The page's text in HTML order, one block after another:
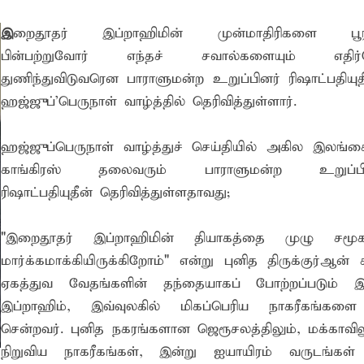
மாணவனின் கனவைக் கலைக்காதீர்கள்" – தென்கிழக்குப்
உயிரிழப்பு, மற்றையவர் அவசர சிகிச்சை பிரிவில்
உறுப்பினர்கள் வாக்களிக்க வேண்டும் – மனித உரிமைகள்
சோதனை- 187 வழக்குகள் பதிவு, 23 மோட்டார்
தொழில்நுட்ப குறுகியகால கற்கைநெறி ஆரம்பம்: பன்முகக்
எம். பாஸில்
தயாராகவிருந்த நெல் வயல்களை துவம்சம் செய்த
ஓர் பெருமை
அமர்வுகள்; 3,397 பட்டதாரிகளுக்கு பட்டங்கள் –
ஆண்டு பவள விழா ஏற்பாடுகள் தொடர்பாக அம்பாறை
இறைதூதர் இப்றாஹிமின் முன்மாதிரிகளை
பின்பற்றுவோர் எந்தச் சவால்களையும்
துணிந்துவிடுவரென பாராளுமன்ற உறுப்பினர்
ஹஜ்ஜுப்'பெருநாள் வாழ்த்தில் தெரிவித்துள்ளார்.
ஹஜ்ஜுப்பெருநாள் வாழ்த்துச் செய்தியில் அகில
காங்கிரஸ் தலைவரும் பாராளுமன்ற
ரிஷாட்பதியுதீன் தெரிவித்துள்ளதாவது;
"இறைதூதர் இப்றாஹிமின் தியாகத்தை முழு
மார்க்கமாக்கியிருக்கிறோம்" என்று புனித திருக்குர்ஆன்
ஏகத்துவ வேதங்களின் தந்தையாகப் போற்றப்படும்
இப்றாஹிம், இவ்வுலகில் மிகப்பெரிய நாகரீகங்களை
சென்றவர். புனித நகரங்களான ஜெரூசலத்திலும்,
நிறுவிய நாகரீகங்கள், இன்று ஐயாயிரம் வருடங்கள்